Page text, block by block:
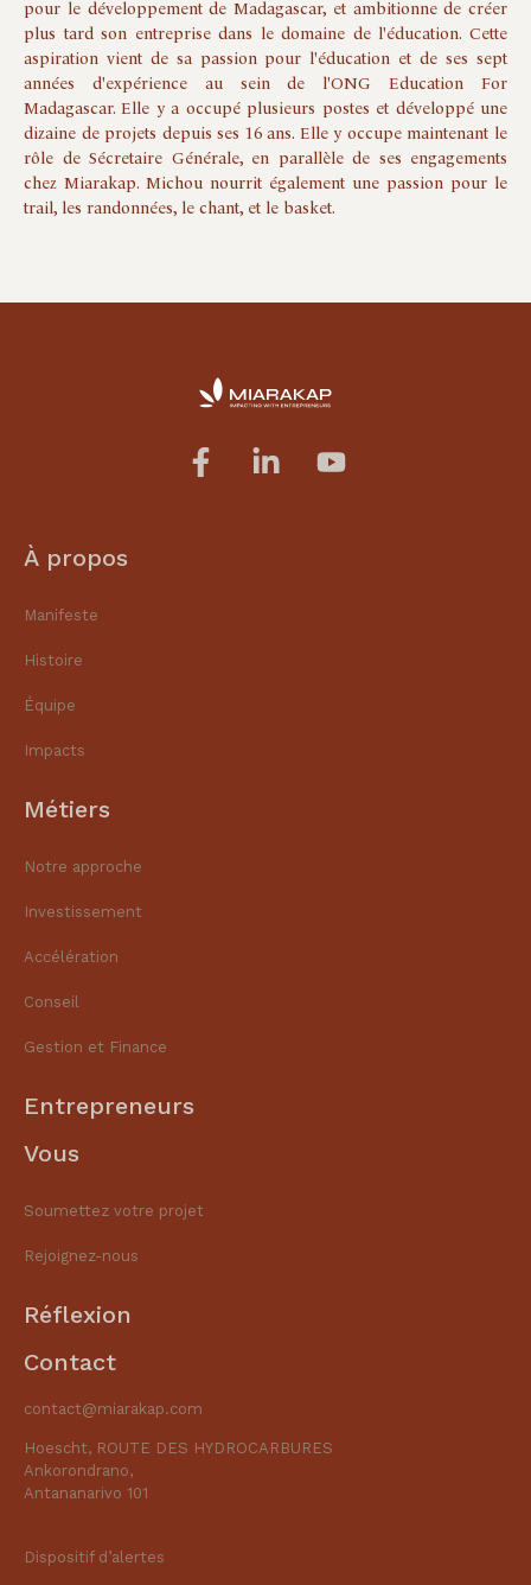
pour le développement de Madagascar, et ambitionne de créer
plus tard son entreprise dans le domaine de l'éducation. Cette
aspiration vient de sa passion pour l'éducation et de ses sept
années d'expérience au sein de l'ONG Education For
Madagascar. Elle y a occupé plusieurs postes et développé une
dizaine de projets depuis ses 16 ans. Elle y occupe maintenant le
rôle de Sécretaire Générale, en parallèle de ses engagements
chez Miarakap. Michou nourrit également une passion pour le
trail, les randonnées, le chant, et le basket.
À propos
Manifeste
Histoire
Équipe
Impacts
Métiers
Notre approche
Investissement
Accélération
Conseil
Gestion et Finance​
Entrepreneurs
Vous
Soumettez votre projet
Rejoignez-nous
Réflexion
Contact
contact@miarakap.com
Hoescht, ROUTE DES HYDROCARBURES
Ankorondrano,
Antananarivo 101
Dispositif d’alertes